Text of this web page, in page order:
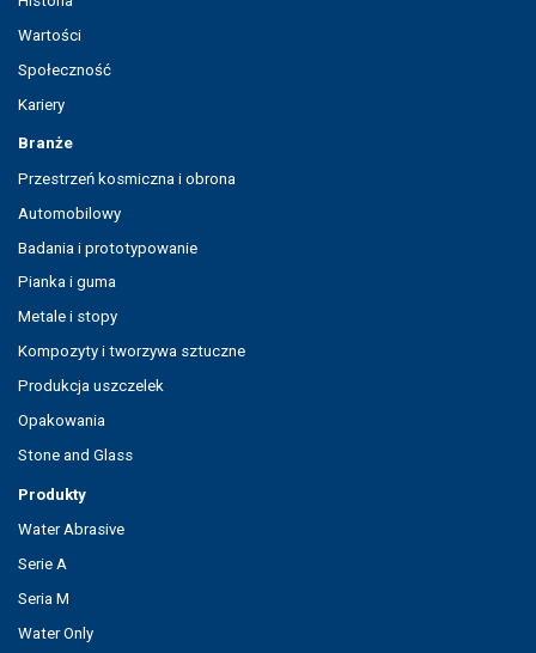
Wartości
Społeczność
Kariery
Branże
Przestrzeń kosmiczna i obrona
Automobilowy
Badania i prototypowanie
Pianka i guma
Metale i stopy
Kompozyty i tworzywa sztuczne
Produkcja uszczelek
Opakowania
Stone and Glass
Produkty
Water Abrasive
Serie A
Seria M
Water Only